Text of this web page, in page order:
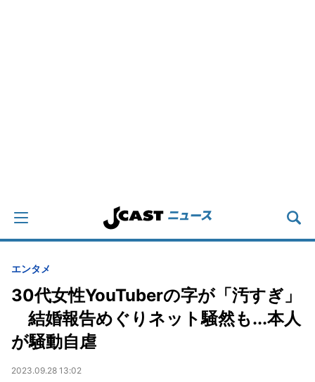
エンタメ
30代女性YouTuberの字が「汚すぎ」
結婚報告めぐりネット騒然も...本人
が騒動自虐
2023.09.28 13:02